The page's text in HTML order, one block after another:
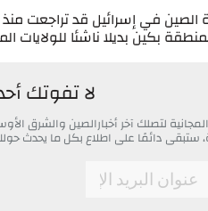
بكين بديلا ناشئا للولايات
لا تفوتك
لتصلك آخر أخبارالصين والشرق
ستبقى دائمًا على اطلاع بكل ما
Email
*